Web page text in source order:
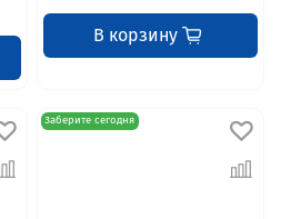
В корзину
Заберите сегодня